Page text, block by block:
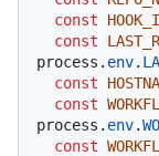
const
const
process. env.
const
const
process. env.
const